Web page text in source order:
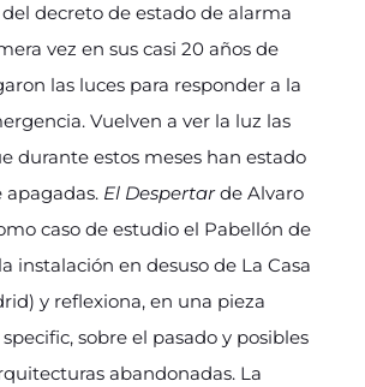
decreto de estado de alarma
vez en sus casi 20 años de
las luces para responder a la
Vuelven a ver la luz las
durante estos meses han estado
El Despertarde Alvaro
caso de estudio el Pabellón de
instalación en desuso de La Casa
y reflexiona, en una pieza
sobre el pasado y posibles
abandonadas. La